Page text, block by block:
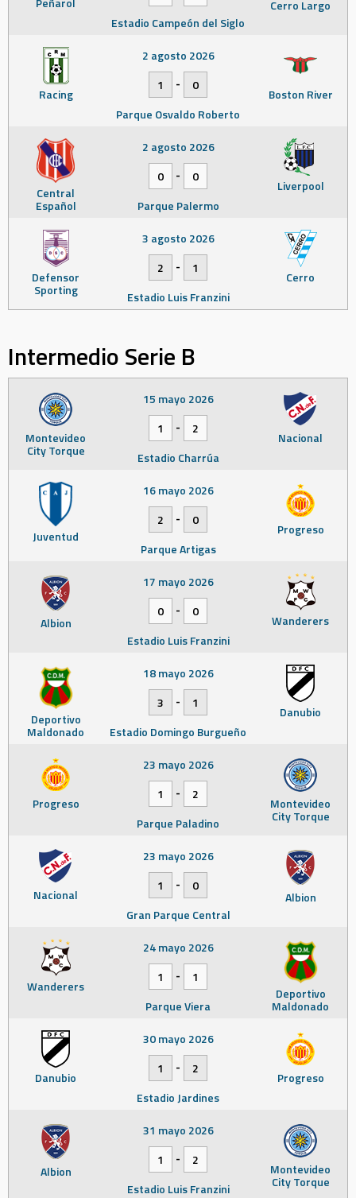
Cerro Largo
Estadio Campeón del Siglo
Racing Boston River
2 agosto 2026
1
-
0
Parque Osvaldo Roberto
Central
Español
Liverpool
2 agosto 2026
0
-
0
Parque Palermo
Defensor
Sporting
Cerro
3 agosto 2026
2
-
1
Estadio Luis Franzini
Intermedio Serie B
Montevideo
City Torque
Nacional
15 mayo 2026
1
-
2
Estadio Charrúa
Juventud Progreso
16 mayo 2026
2
-
0
Parque Artigas
Albion Wanderers
17 mayo 2026
0
-
0
Estadio Luis Franzini
Deportivo
Maldonado
Danubio
18 mayo 2026
3
-
1
Estadio Domingo Burgueño
Progreso Montevideo
City Torque
23 mayo 2026
1
-
2
Parque Paladino
Nacional Albion
23 mayo 2026
1
-
0
Gran Parque Central
Wanderers Deportivo
Maldonado
24 mayo 2026
1
-
1
Parque Viera
Danubio Progreso
30 mayo 2026
1
-
2
Estadio Jardines
Albion Montevideo
City Torque
31 mayo 2026
1
-
2
Estadio Luis Franzini